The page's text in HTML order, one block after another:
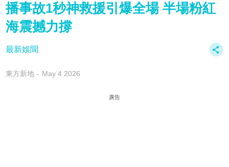
播事故1秒神救援引爆全場 半場粉紅
海震撼力撐
最新娛聞
東方新地 May 4 2026
廣告